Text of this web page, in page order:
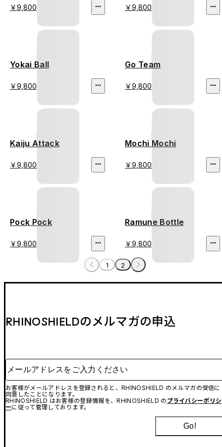
￥9,800 ￥9,800
Yokai Ball
￥9,800
Go Team
￥9,800
Kaiju Attack
￥9,800
Mochi Mochi
￥9,800
Pock Pock
￥9,800
Ramune Bottle
￥9,800
1 2
RHINOSHIELDのメルマガの申込
メールアドレスをご入力ください
お客様がメールアドレスを登録されると、RHINOSHIELD のメルマガの受信に
同意したことになります。
RHINOSHIELD はお客様の登録情報を、RHINOSHIELD の プライバシーポリシ
ーに従って管理しております。
Go!